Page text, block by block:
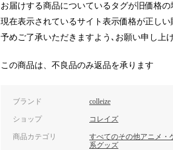
お届けする商品についているタグが旧価格
現在表示されているサイト表示価格が正しい
予めご了承いただきますよう､お願い申し上
この商品は、不良品のみ返品を承ります
ブランド colleize
ショップ コレイズ
商品カテゴリ すべてのその他アニメ・
系グッズ